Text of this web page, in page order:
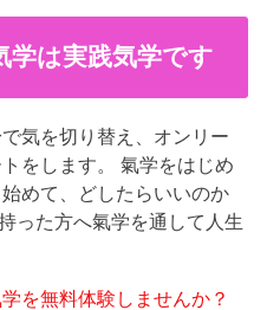
学は実践気学です
気を切り替え、オンリー
をします。 氣学をはじめ
めて、どしたらいいのか
った方へ氣学を通して人生
を無料体験しませんか？